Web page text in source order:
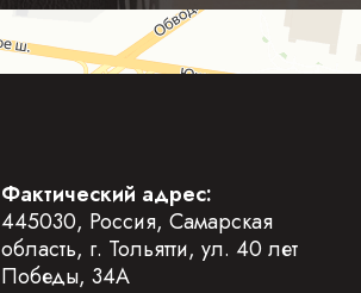
Фактический адрес:
445030, Россия, Самарская
область, г. Тольятти, ул. 40 лет
Победы, 34А